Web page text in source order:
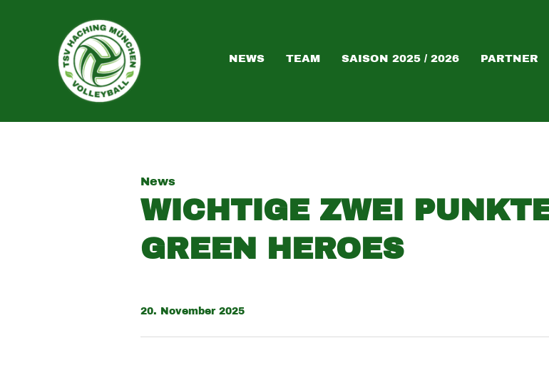
NEWS TEAM SAISON 2025 / 2026 PARTNER
News
WICHTIGE ZWEI
GREEN HEROES
20. November 2025